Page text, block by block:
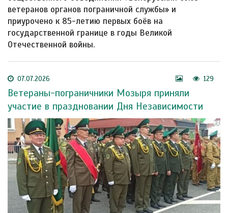
ветеранов органов пограничной службы» и
приурочено к 85-летию первых боёв на
государственной границе в годы Великой
Отечественной войны.
07.07.2026 129
Ветераны-пограничники Мозыря приняли
участие в праздновании Дня Независимости